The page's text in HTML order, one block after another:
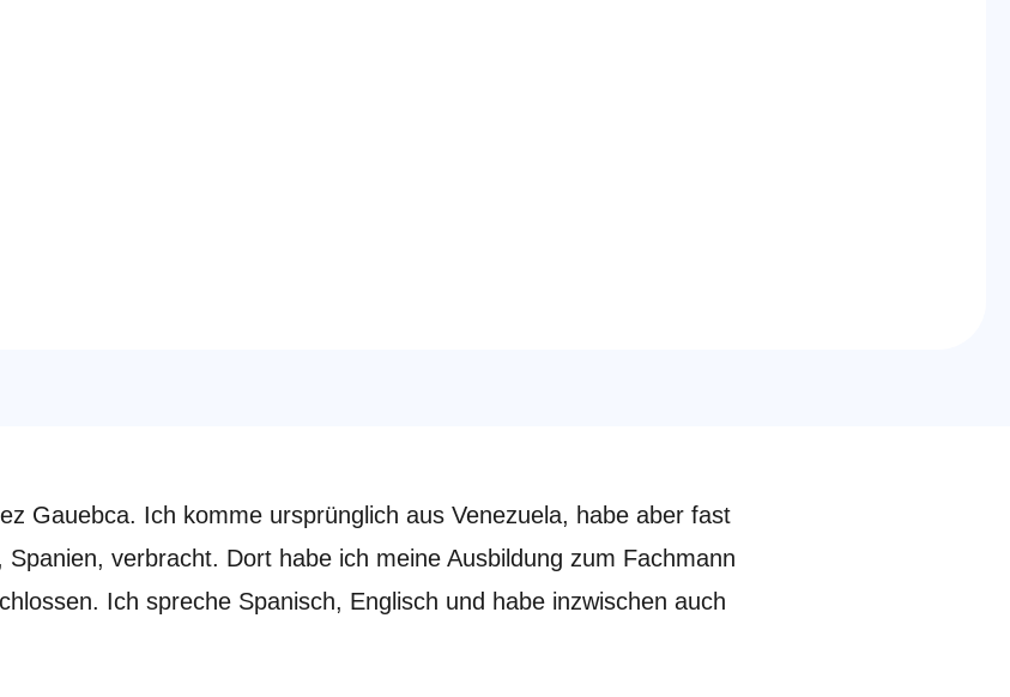
Gauebca. Ich komme ursprünglich aus Venezuela, habe aber fast
verbracht. Dort habe ich meine Ausbildung zum Fachmann
Ich spreche Spanisch, Englisch und habe inzwischen auch